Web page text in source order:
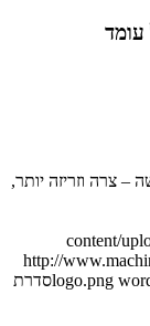
– צרה וזריזה יותר,
content/
http://
logo.pngסדרת